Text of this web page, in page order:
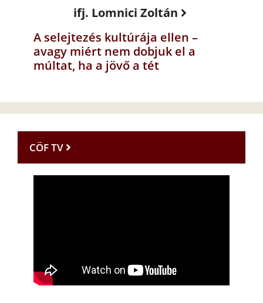
ifj. Lomnici Zoltán
A selejtezés kultúrája ellen –
avagy miért nem dobjuk el a
múltat, ha a jövő a tét
CÖF TV